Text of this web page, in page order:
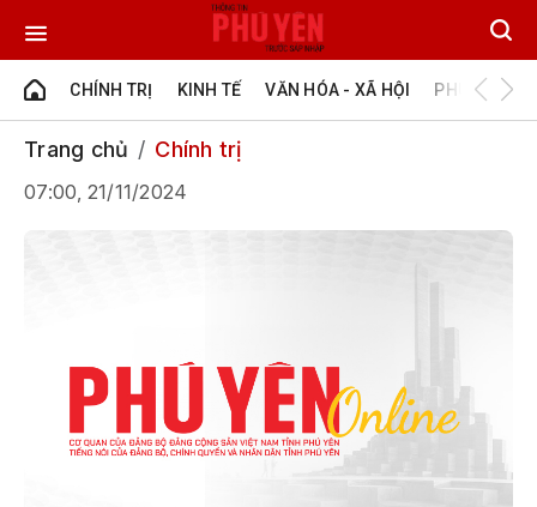
CHÍNH TRỊ KINH TẾ VĂN HÓA - XÃ HỘI PHÚ YÊN -
Trang chủ Chính trị
07:00, 21/11/2024